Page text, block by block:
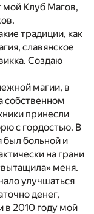
мой Клуб Магов,
традиции, как
славянское
Создаю
магии, в
собственном
принесли
с гордостью. В
был больной и
на грани
меня.
улучшаться
денег,
в 2010 году мой